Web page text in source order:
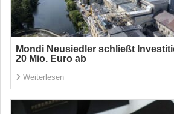
Mondi Neusiedler schließt
20 Mio. Euro ab
Weiterlesen